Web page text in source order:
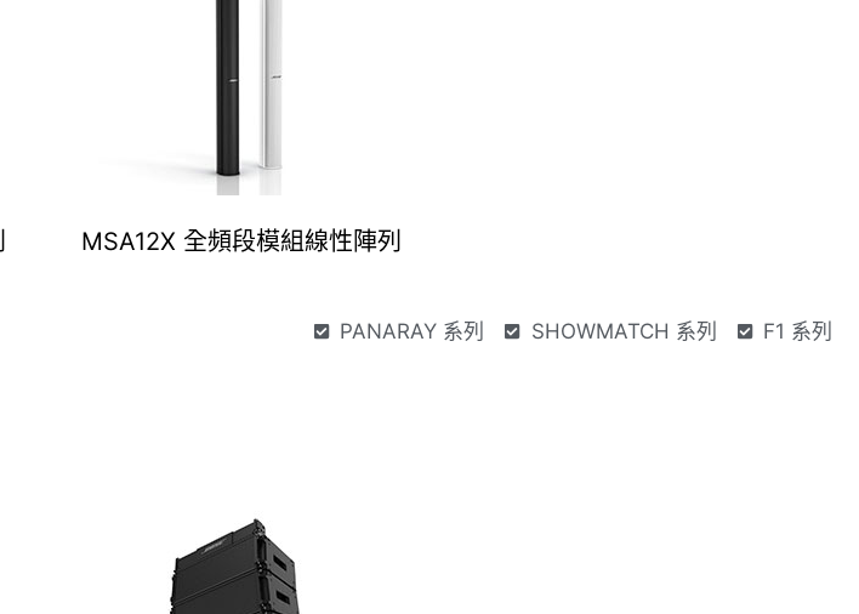
MSA12X 全頻段模組線性陣列
PANARAY 系列 SHOWMATCH 系列 F1 系列